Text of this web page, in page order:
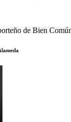
de Bien